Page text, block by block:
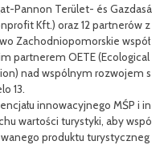
Pannon Terület- és Gazdasá
Kft.) oraz 12 partnerów z
Zachodniopomorskie współ
partnerem OETE (Ecological
nad wspólnym rozwojem s
13.
innowacyjnego MŚP i in
wartości turystyki, aby wspó
produktu turystyczneg